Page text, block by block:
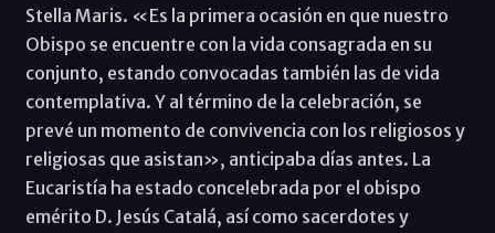
Stella Maris. «Es la primera ocasión en que nuestro
Obispo se encuentre con la vida consagrada en su
conjunto, estando convocadas también las de vida
contemplativa. Y al término de la celebración, se
prevé un momento de convivencia con los religiosos y
religiosas que asistan», anticipaba días antes. La
Eucaristía ha estado concelebrada por el obispo
emérito D. Jesús Catalá, así como sacerdotes y